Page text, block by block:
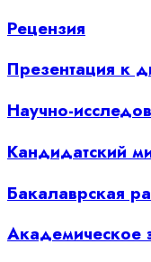
Рецензия
Презентация к
Научно-
Кандидатский
Бакалаврская
Академическое